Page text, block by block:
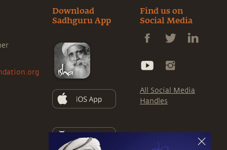
ceux qui veulent réussir dans le monde sans
perdre leur équilibre intérieur.
Download
Sadhguru App
Find us on
Social Media
All Social Media
Handles